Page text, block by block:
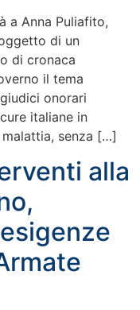
a Anna Puliafito,
di un
di cronaca
il tema
onorari
italiane in
senza […]
alla